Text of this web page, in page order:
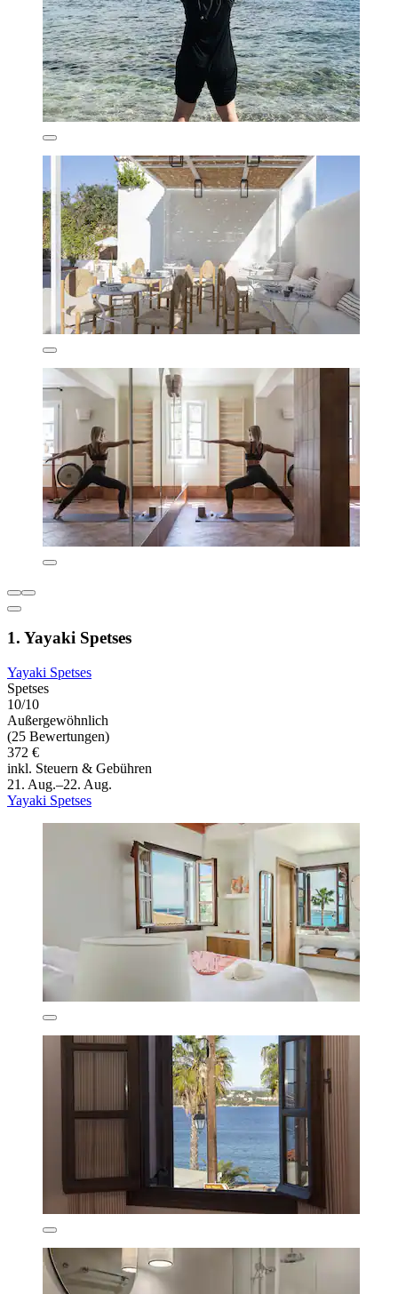
1. Yayaki Spetses
Yayaki Spetses
Spetses
10/10
Außergewöhnlich
(25 Bewertungen)
372 €
inkl. Steuern & Gebühren
21. Aug.–22. Aug.
Yayaki Spetses